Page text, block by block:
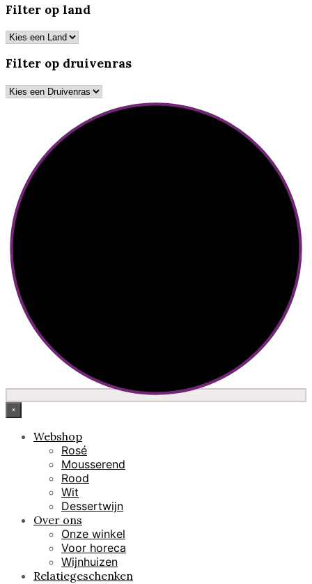
Filter op land
Filter op druivenras
×
Webshop
Rosé
Mousserend
Rood
Wit
Dessertwijn
Over ons
Onze winkel
Voor horeca
Wijnhuizen
Relatiegeschenken